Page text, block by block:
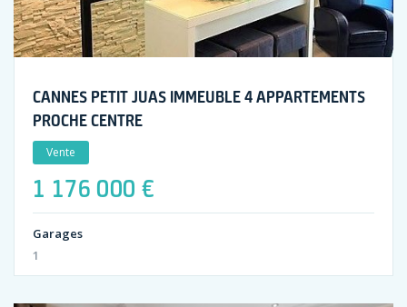
CANNES PETIT JUAS IMMEUBLE 4 APPARTEMENTS
PROCHE CENTRE
Vente
1 176 000 €
Garages
1